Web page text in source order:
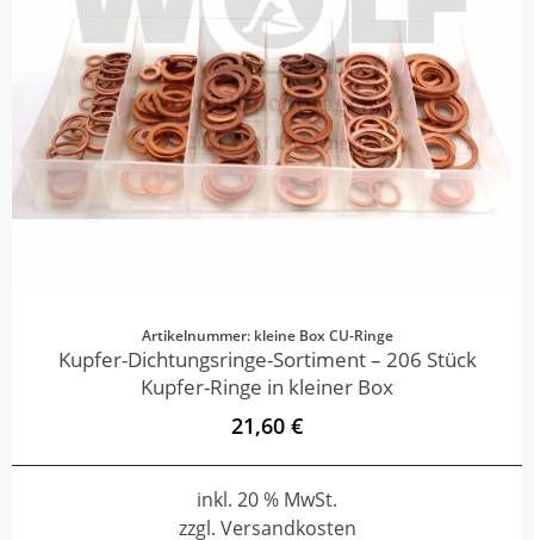
Artikelnummer: kleine Box CU-Ringe
Kupfer-Dichtungsringe-Sortiment – 206 Stück
Kupfer-Ringe in kleiner Box
21,60 €
inkl. 20 % MwSt.
zzgl. Versandkosten